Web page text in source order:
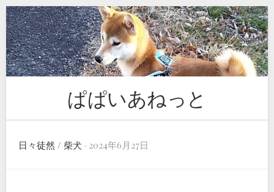
Skip
to
content
ぱぱいあねっと
日々徒然 / 柴犬 · 2024年6月27日